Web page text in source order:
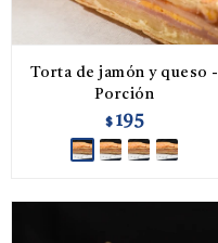
Torta de jamón y queso -
Porción
$ 195